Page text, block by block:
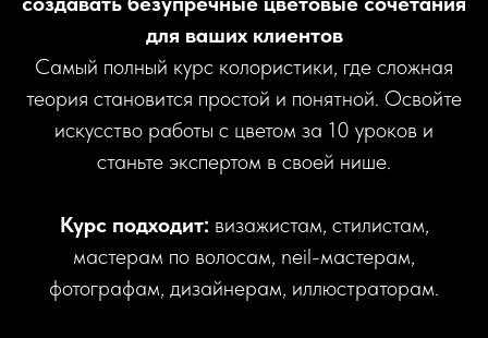
для ваших клиентов
Самый полный курс колористики, где сложная
теория становится простой и понятной. Освойте
искусство работы с цветом за 10 уроков и
станьте экспертом в своей нише.
Курс подходит: визажистам, стилистам,
мастерам по волосам, neil-мастерам,
фотографам, дизайнерам, иллюстраторам.